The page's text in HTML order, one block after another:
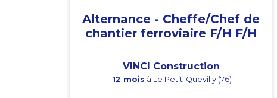
Alternance - Cheffe/Chef de
chantier ferroviaire F/H F/H
VINCI Construction
12 mois à Le Petit-Quevilly (76)